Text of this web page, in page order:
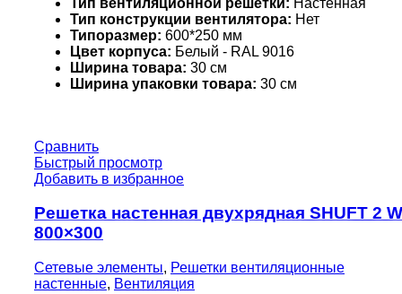
Тип конструкции вентилятора: Нет
Типоразмер: 600*250 мм
Цвет корпуса: Белый - RAL 9016
Ширина товара: 30 см
Ширина упаковки товара: 30 см
Сравнить
Быстрый просмотр
Добавить в избранное
Решетка настенная двухрядная SHUFT 2
800×300
Сетевые элементы, Решетки вентиляционные
настенные, Вентиляция